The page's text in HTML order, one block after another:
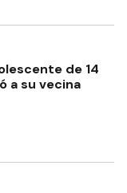
de 14
a su vecina